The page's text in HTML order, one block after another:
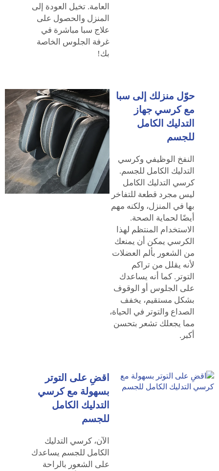
العامة. تخيل العودة إلى
المنزل والحصول على
علاج سبا مباشرة في
غرفة الجلوس الخاصة
بك!
حوّل منزلك إلى سبا
مع كرسي جهاز
التدليك الكامل
للجسم
النفخ الوظيفي وكرسي
التدليك الكامل للجسم.
كرسي التدليك الكامل
ليس مجرد قطعة للتفاخر
بها في المنزل، ولكنه مهم
أيضًا لحماية الصحة.
الاستخدام المنتظم لهذا
الكرسي يمكن أن يمنعك
من الشعور بألم العضلات
لأنه يقلل من تراكم
التوتر. كما أنه يساعدك
على الجلوس أو الوقوف
بشكل مستقيم، يخفف
الصداع والتوتر في الحياة،
مما يجعلك تشعر بتحسن
أكبر.
اقضِ على التوتر
بسهولة مع كرسي
التدليك الكامل
للجسم
الآن، كرسي التدليك
الكامل للجسم يساعدك
على الشعور بالراحة